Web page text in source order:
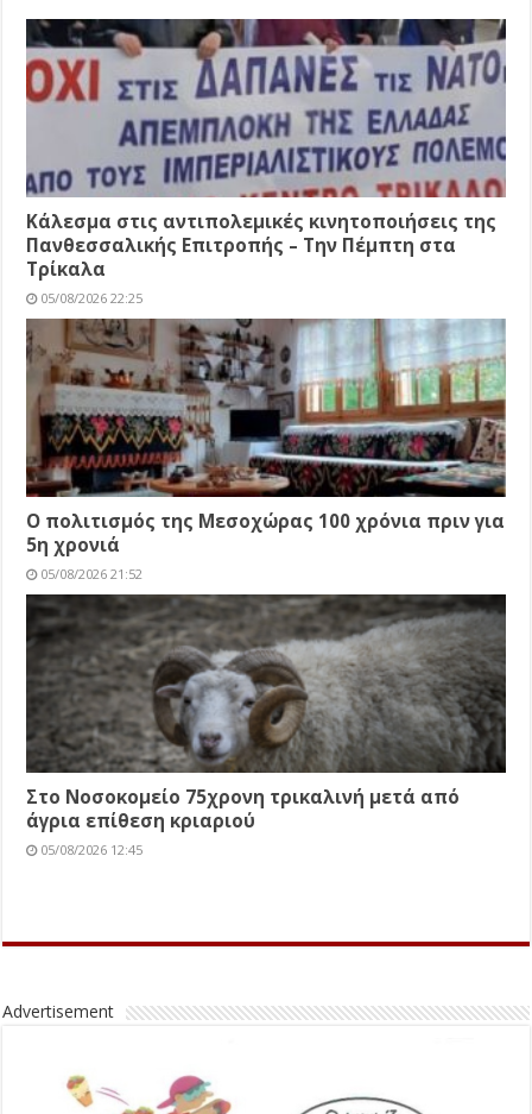
Κάλεσμα στις αντιπολεμικές κινητοποιήσεις της
Πανθεσσαλικής Επιτροπής – Την Πέμπτη στα
Τρίκαλα
05/08/2026 22:25
Ο πολιτισμός της Μεσοχώρας 100 χρόνια πριν για
5η χρονιά
05/08/2026 21:52
Στο Νοσοκομείο 75χρονη τρικαλινή μετά από
άγρια επίθεση κριαριού
05/08/2026 12:45
Advertisement